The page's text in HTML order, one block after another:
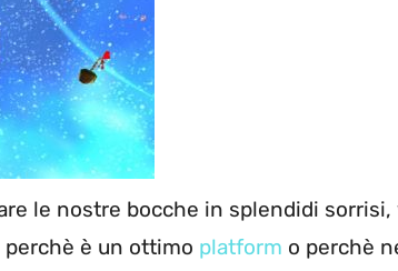
le nostre bocche in splendidi sorrisi,
è un ottimo platform o perchè